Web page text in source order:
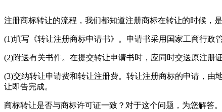
注册商标转让的流程，我们都知道注册商标在转让的时候，
(1)填写《转让注册商标申请书》。申请书采用国家工商行政
(2)附送有关书件。在提交转让申请书时，应同时交送原注册
(3)交纳转让申请费和转让注册费。转让注册商标的申请，
让即告完成。
商标转让是否与商标许可证一致？对于这个问题，为您解答